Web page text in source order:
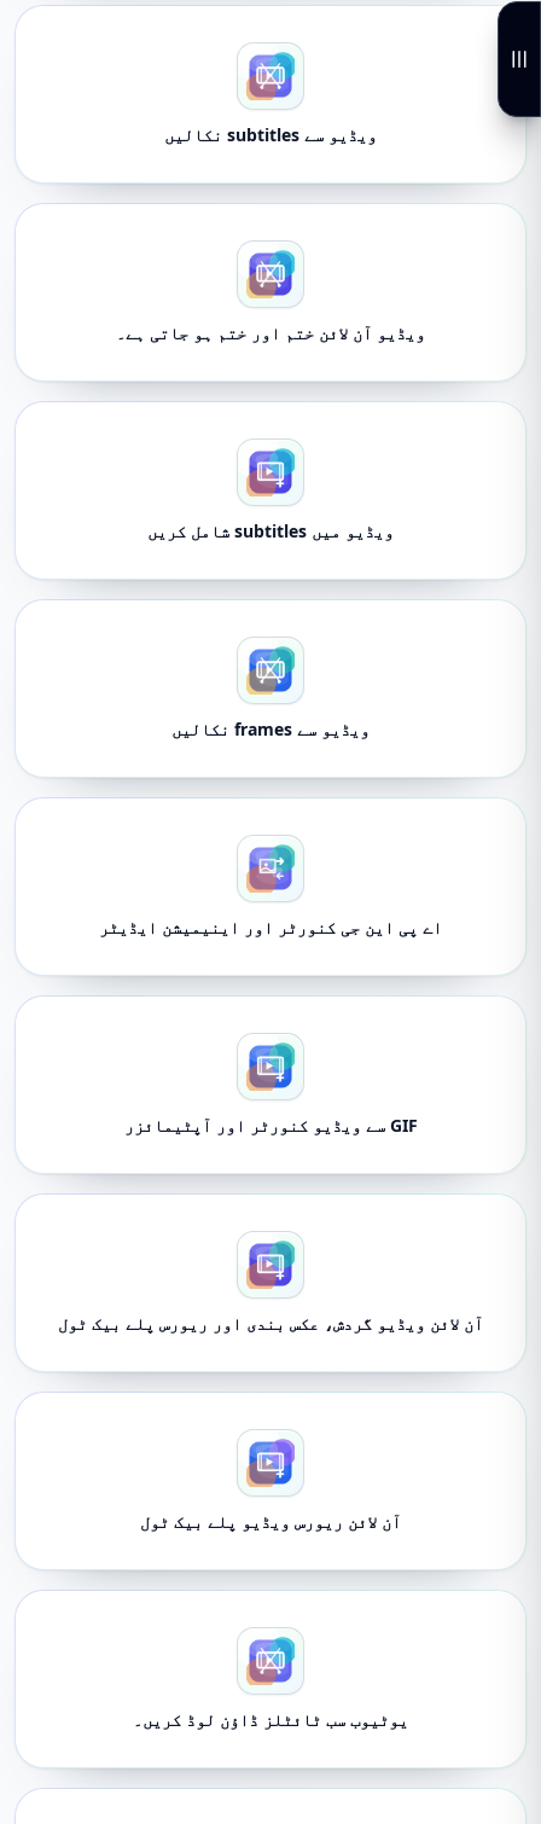
ویڈیو سے subtitles نکالیں
ویڈیو آن لائن ختم اور ختم ہو جاتی ہے۔
ویڈیو میں subtitles شامل کریں
ویڈیو سے frames نکالیں
اے پی این جی کنورٹر اور اینیمیشن ایڈیٹر
GIF سے ویڈیو کنورٹر اور آپٹیمائزر
آن لائن ویڈیو گردش، عکس بندی اور ریورس پلے بیک ٹول
آن لائن ریورس ویڈیو پلے بیک ٹول
یوٹیوب سب ٹائٹلز ڈاؤن لوڈ کریں۔